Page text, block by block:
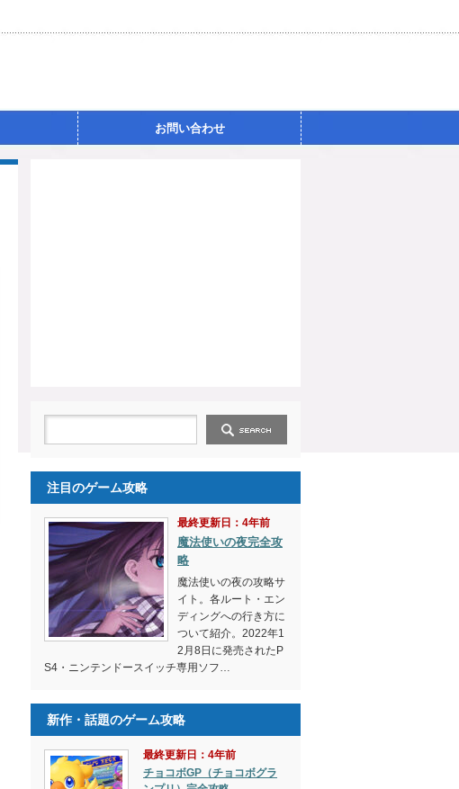
お問い合わせ
注目のゲーム攻略
最終更新日：4年前
魔法使いの夜完全攻
略
魔法使いの夜の攻略サ
イト。各ルート・エン
ディングへの行き方に
ついて紹介。2022年1
2月8日に発売されたP
S4・ニンテンドースイッチ専用ソフ…
新作・話題のゲーム攻略
最終更新日：4年前
チョコボGP（チョコボグラ